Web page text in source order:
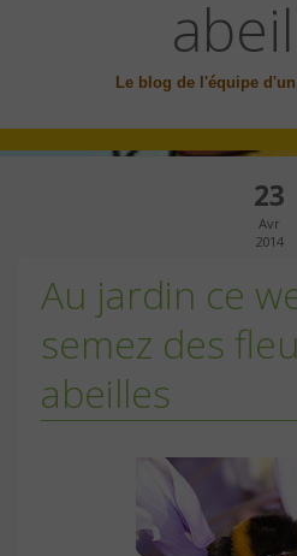
Le blog de l'équipe
23
Avr
2014
Au jardin ce
semez des
abeilles